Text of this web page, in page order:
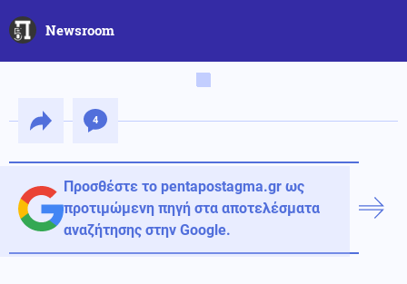
Newsroom
4
Προσθέστε το pentapostagma.gr ως
προτιμώμενη πηγή στα αποτελέσματα
αναζήτησης στην Google.